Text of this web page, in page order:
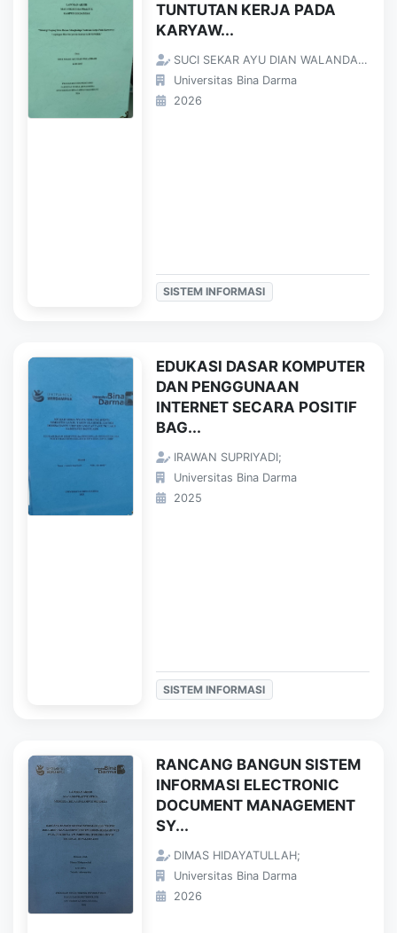
TUNTUTAN KERJA PADA
KARYAW...
SUCI SEKAR AYU DIAN WALANDARI;
Universitas Bina Darma
2026
SISTEM INFORMASI
EDUKASI DASAR KOMPUTER
DAN PENGGUNAAN
INTERNET SECARA POSITIF
BAG...
IRAWAN SUPRIYADI;
Universitas Bina Darma
2025
SISTEM INFORMASI
RANCANG BANGUN SISTEM
INFORMASI ELECTRONIC
DOCUMENT MANAGEMENT
SY...
DIMAS HIDAYATULLAH;
Universitas Bina Darma
2026